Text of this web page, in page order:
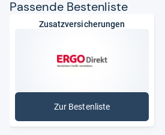
Pas­sende Bes­ten­liste
Zusatzversicherungen
Zur Bestenliste: Zusatzversicherungen